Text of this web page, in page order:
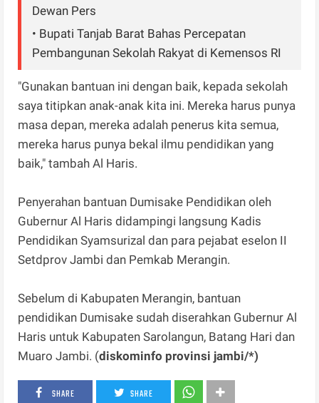
Dewan Pers
• ‎Bupati Tanjab Barat Bahas Percepatan
Pembangunan Sekolah Rakyat di Kemensos RI‎
"Gunakan bantuan ini dengan baik, kepada sekolah
saya titipkan anak-anak kita ini. Mereka harus punya
masa depan, mereka adalah penerus kita semua,
mereka harus punya bekal ilmu pendidikan yang
baik," tambah Al Haris.
Penyerahan bantuan Dumisake Pendidikan oleh
Gubernur Al Haris didampingi langsung Kadis
Pendidikan Syamsurizal dan para pejabat eselon II
Setdprov Jambi dan Pemkab Merangin.
Sebelum di Kabupaten Merangin, bantuan
pendidikan Dumisake sudah diserahkan Gubernur Al
Haris untuk Kabupaten Sarolangun, Batang Hari dan
Muaro Jambi. (diskominfo provinsi jambi/*)
SHARE SHARE